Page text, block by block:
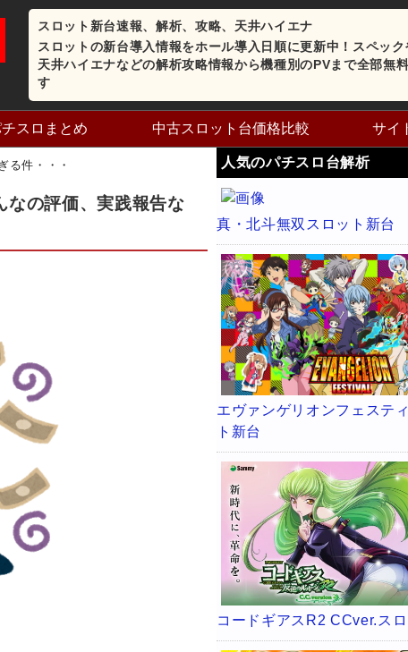
スロット新台速報、解析、攻略、天井ハイエナ
スロットの新台導入情報をホール導入日順に更新中！スペック
天井ハイエナなどの解析攻略情報から機種別のPVまで全部無
す
スロまとめ 中古スロット台価格比較 サイ
る件・・・
なの評価、実践報告な
人気のパチスロ台解析
真・北斗無双スロット新台
エヴァンゲリオンフェステ
ト新台
コードギアスR2 CCver.ス